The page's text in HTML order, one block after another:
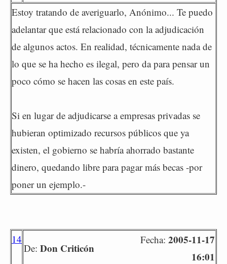
Estoy tratando de averiguarlo, Anónimo... Te puedo
adelantar que está relacionado con la adjudicación
de algunos actos. En realidad, técnicamente nada de
lo que se ha hecho es ilegal, pero da para pensar un
poco cómo se hacen las cosas en este país.
Si en lugar de adjudicarse a empresas privadas se
hubieran optimizado recursos públicos que ya
existen, el gobierno se habría ahorrado bastante
dinero, quedando libre para pagar más becas -por
poner un ejemplo.-
14
De: Don Criticón
Fecha: 2005-11-17
16:01